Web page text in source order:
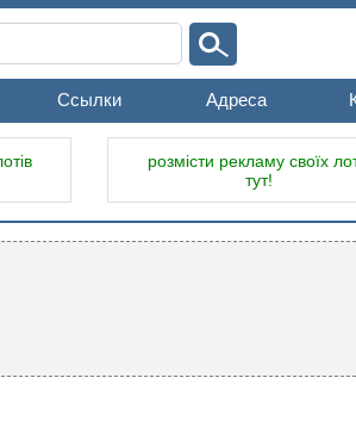
Ссылки Адреса
розмісти рекламу своїх
тут!